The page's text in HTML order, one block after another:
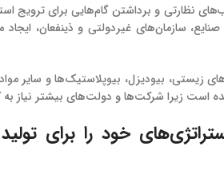
نظارتی و برداشتن گام‌هایی برای ترویج
سازمان‌های غیردولتی و ذینفعان، ایجاد
بیودیزل، بیوپلاستیک‌ها و سایر
است زیرا شرکت‌ها و دولت‌های بیشتر
خود را برای